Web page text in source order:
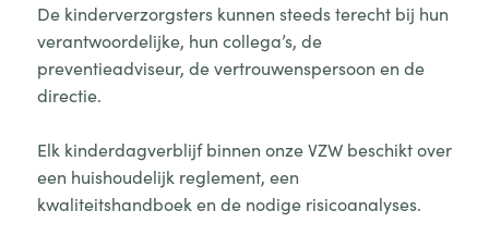
De kinderverzorgsters kunnen steeds terecht bij hun
verantwoordelijke, hun collega’s, de
preventieadviseur, de vertrouwenspersoon en de
directie.
Elk kinderdagverblijf binnen onze VZW beschikt over
een huishoudelijk reglement, een
kwaliteitshandboek en de nodige risicoanalyses.